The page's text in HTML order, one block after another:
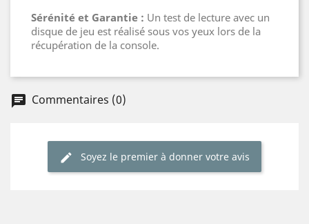
Sérénité et Garantie : Un test de lecture avec un
disque de jeu est réalisé sous vos yeux lors de la
récupération de la console.
chat Commentaires (0)
edit Soyez le premier à donner votre avis